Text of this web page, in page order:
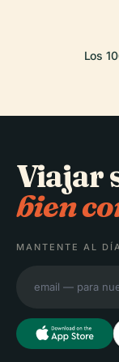
Los
Viajar
bien
MANTENTE AL DÍA